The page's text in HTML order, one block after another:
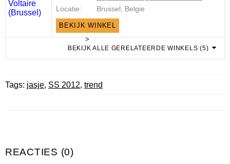
Locatie:
Brussel, Belgie
BEKIJK WINKEL
>
BEKIJK ALLE GERELATEERDE WINKELS (5)
Tags: jasje, SS 2012, trend
REACTIES (0)